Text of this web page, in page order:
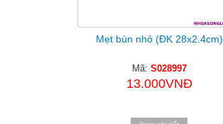
Mẹt bún nhỏ (ĐK 28x2.4cm)
Mã: S028997
13.000VNĐ